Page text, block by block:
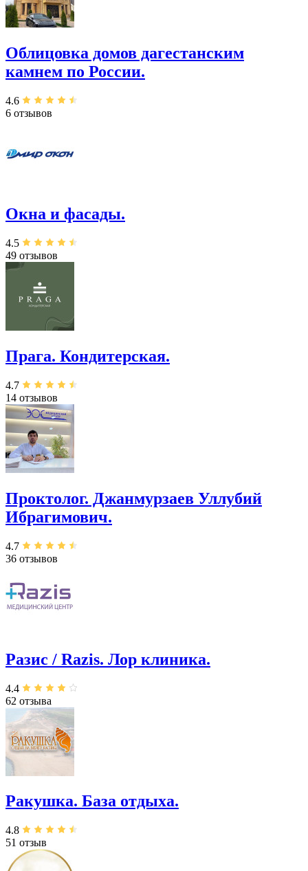
Облицовка домов дагестанским
камнем по России.
4.6
6 отзывов
Окна и фасады.
4.5
49 отзывов
Прага. Кондитерская.
4.7
14 отзывов
Проктолог. Джанмурзаев Уллубий
Ибрагимович.
4.7
36 отзывов
Разис / Razis. Лор клиника.
4.4
62 отзыва
Ракушка. База отдыха.
4.8
51 отзыв